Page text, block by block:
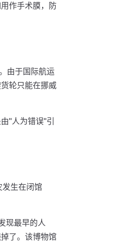
作手术膜，防
由于国际航运
轮只能在挪威
"人为错误"引
生在闭馆
现最早的人
了。该博物馆